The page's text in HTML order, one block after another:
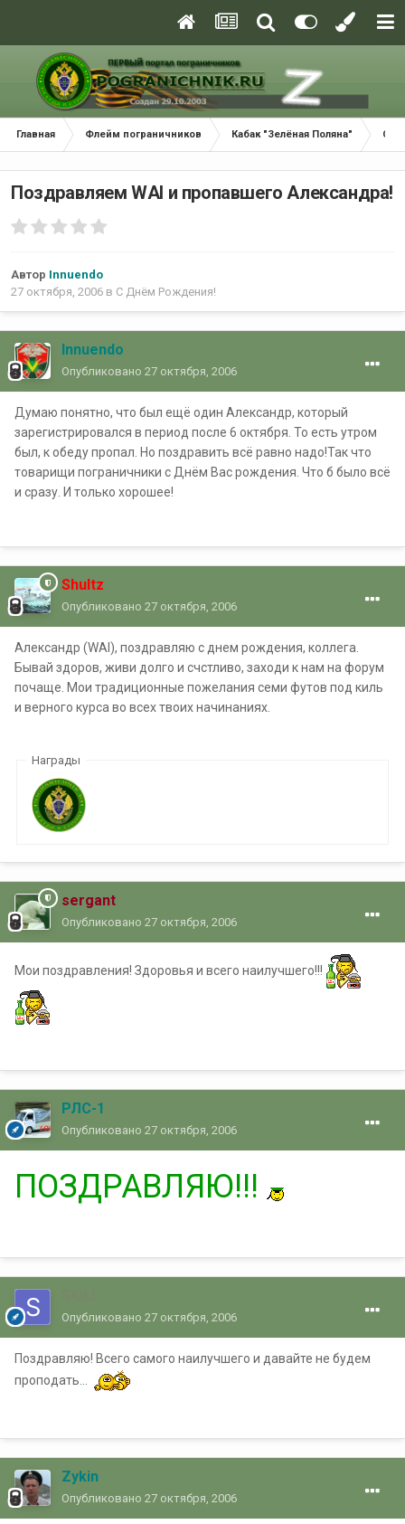
Главная Флейм пограничников Кабак "Зелёная Поляна" С
Поздравляем WAI и пропавшего Александра!
Автор Innuendo
27 октября, 2006 в С Днём Рождения!
Innuendo
Опубликовано 27 октября, 2006
Думаю понятно, что был ещё один Александр, который
зарегистрировался в период после 6 октября. То есть утром
был, к обеду пропал. Но поздравить всё равно надо!Так что
товарищи пограничники с Днём Вас рождения. Что б было всё
и сразу. И только хорошее!
Shultz
Опубликовано 27 октября, 2006
Александр (WAI), поздравляю с днем рождения, коллега.
Бывай здоров, живи долго и счстливо, заходи к нам на форум
почаще. Мои традиционные пожелания семи футов под киль
и верного курса во всех твоих начинаниях.
Награды
sergant
Опубликовано 27 октября, 2006
Мои поздравления! Здоровья и всего наилучшего!!!
РЛС-1
Опубликовано 27 октября, 2006
ПОЗДРАВЛЯЮ!!!
Опубликовано 27 октября, 2006
Поздравляю! Всего самого наилучшего и давайте не будем
проподать...
Zykin
Опубликовано 27 октября, 2006